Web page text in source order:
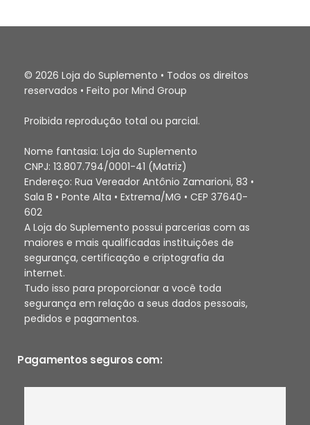
© 2026 Loja do Suplemento • Todos os direitos
reservados • Feito por Mind Group
Proibida reprodução total ou parcial.
Nome fantasia: Loja do Suplemento
CNPJ: 13.807.794/0001-41 (Matriz)
Endereço: Rua Vereador Antônio Zamarioni, 83 •
Sala B • Ponte Alta • Extrema/MG • CEP 37640-
602
A Loja do Suplemento possui parcerias com as
maiores e mais qualificadas instituições de
segurança, certificação e criptografia da
internet.
Tudo isso para proporcionar a você toda
segurança em relação a seus dados pessoais,
pedidos e pagamentos.
Pagamentos seguros com: